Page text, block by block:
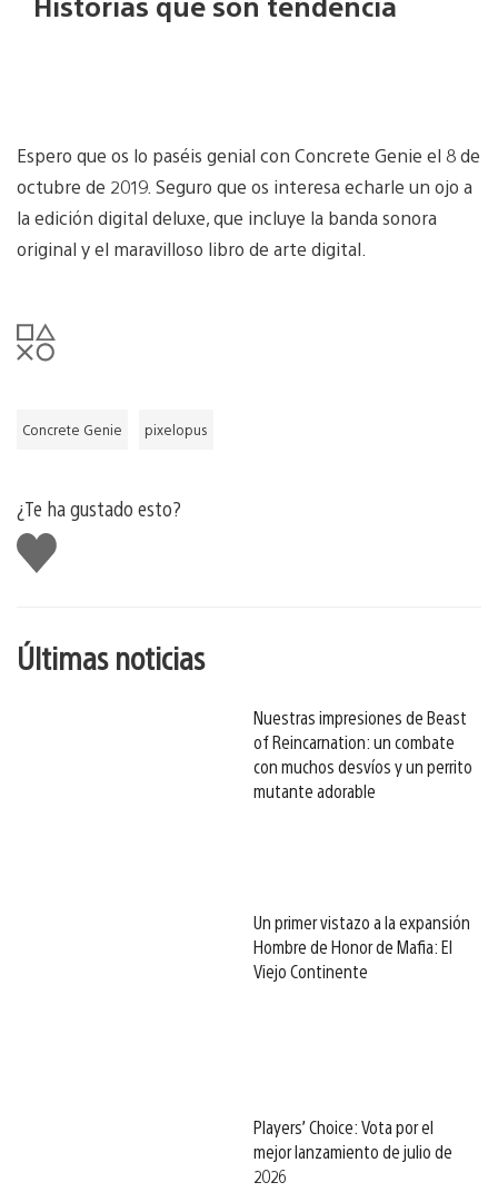
Espero que os lo paséis genial con Concrete Genie el 8 de
octubre de 2019. Seguro que os interesa echarle un ojo a
la edición digital deluxe, que incluye la banda sonora
original y el maravilloso libro de arte digital.
Concrete Genie pixelopus
¿Te ha gustado esto?
Me
gusta
Últimas noticias
Nuestras impresiones de Beast
of Reincarnation: un combate
con muchos desvíos y un perrito
mutante adorable
Un primer vistazo a la expansión
Hombre de Honor de Mafia: El
Viejo Continente
Players’ Choice: Vota por el
mejor lanzamiento de julio de
2026